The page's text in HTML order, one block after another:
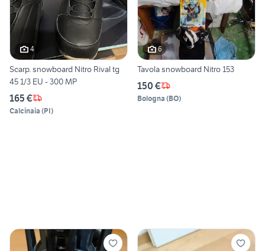
4
Scarp. snowboard Nitro Rival tg
45 1/3 EU - 300 MP
165 €
Calcinaia (PI)
6
Tavola snowboard Nitro 153
150 €
Bologna (BO)